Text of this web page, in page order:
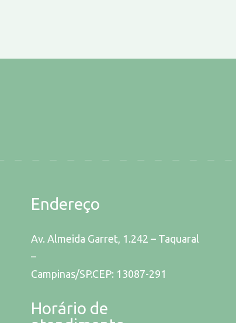
Endereço
Av. Almeida Garret, 1.242 – Taquaral
–
Campinas/SP.CEP: 13087-291
Horário de